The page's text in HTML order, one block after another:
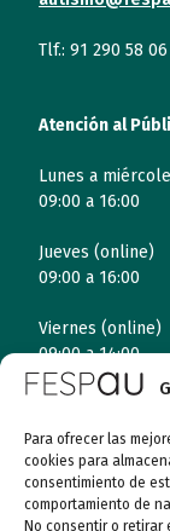
Para ofrecer las
cookies para
consentimiento de
comportamiento de
No consentir o
Tlf.: 91 290 58 06
Atención al
Lunes a
09:00 a 16:00
Jueves (online)
09:00 a 16:00
Viernes (online)
09:00 a 14:00
Quiénes somos
Entidades